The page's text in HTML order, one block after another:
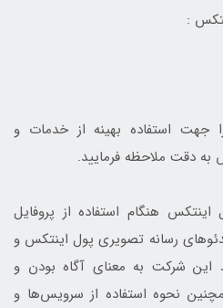
:
جهت استفاده بهینه از خدمات و
به دقت ملاحظه فرمایید.
هنگام استفاده از پروفایل
رسانه تصویری پول اینتکس و
این شرکت به معنای آگاه بودن و
نحوه استفاده از سرویس‌‏ها و